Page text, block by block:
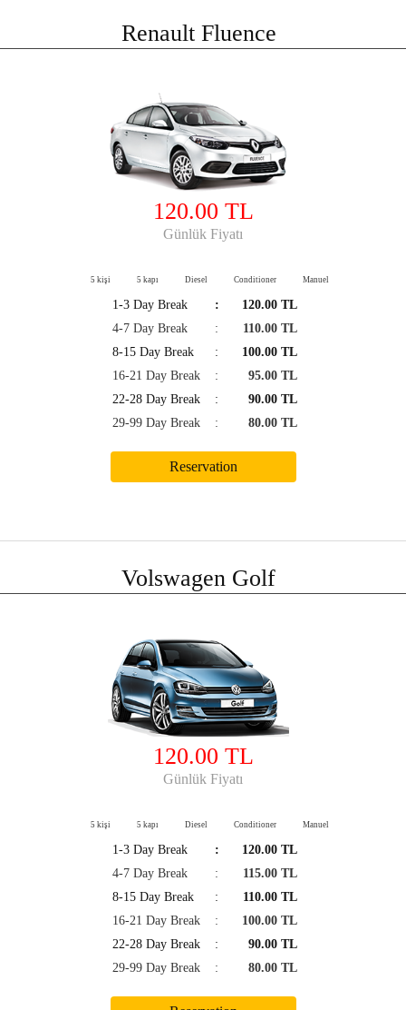
Renault Fluence
120.00 TL
Günlük Fiyatı
5 kişi 5 kapı Diesel Conditioner Manuel
1-3 Day Break :
120.00 TL
4-7 Day Break
:
110.00 TL
8-15 Day Break
:
100.00 TL
16-21 Day Break
:
95.00 TL
22-28 Day Break
:
90.00 TL
29-99 Day Break
: 80.00 TL
Volswagen Golf
120.00 TL
Günlük Fiyatı
5 kişi 5 kapı Diesel Conditioner Manuel
1-3 Day Break :
120.00 TL
4-7 Day Break
:
115.00 TL
8-15 Day Break
:
110.00 TL
16-21 Day Break
:
100.00 TL
22-28 Day Break
:
90.00 TL
29-99 Day Break
: 80.00 TL